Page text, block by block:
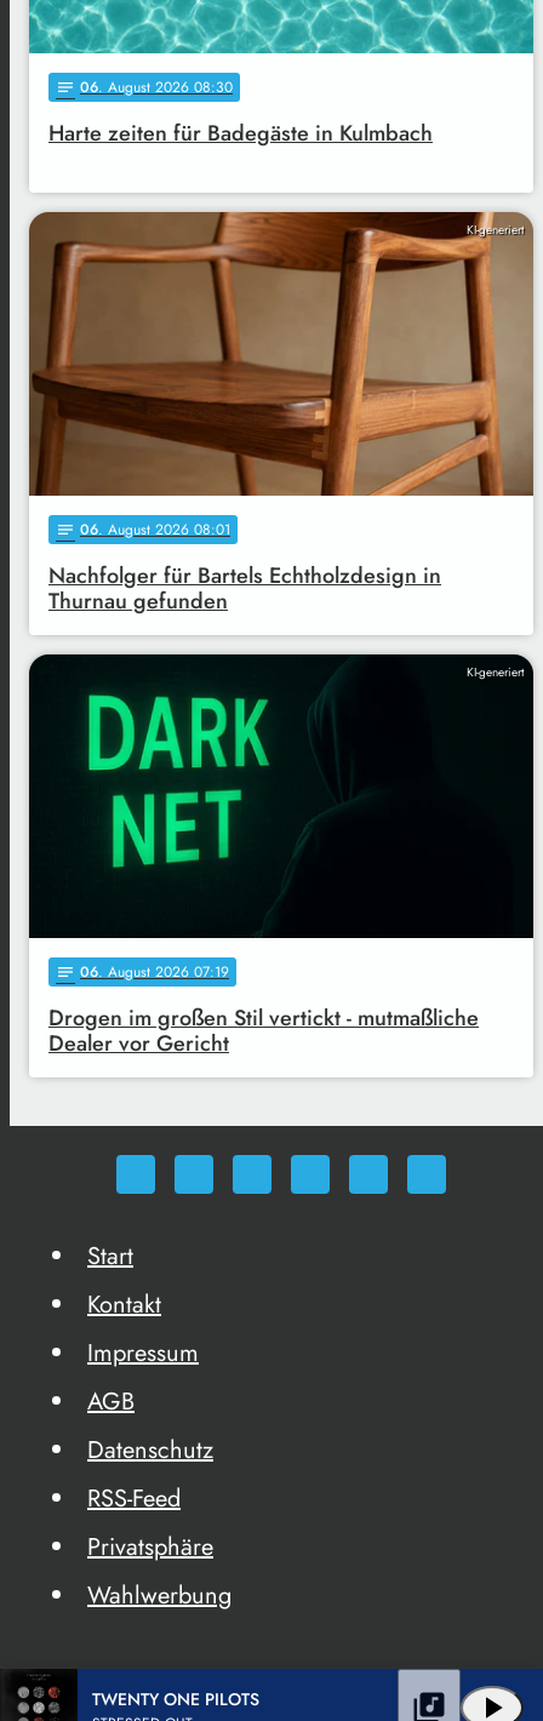
notes 06. August 2026 08:30
Harte zeiten für Badegäste in Kulmbach
KI-generiert
notes 06. August 2026 08:01
Nachfolger für Bartels Echtholzdesign in
Thurnau gefunden
KI-generiert
notes 06. August 2026 07:19
Drogen im großen Stil vertickt - mutmaßliche
Dealer vor Gericht
Start
Kontakt
Impressum
AGB
Datenschutz
RSS-Feed
Privatsphäre
Wahlwerbung
TWENTY ONE PILOTS play_arrow
library_music